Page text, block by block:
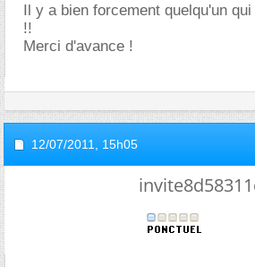
Il y a bien forcement quelqu'un
!!
Merci d'avance !
12/07/2011, 15h05